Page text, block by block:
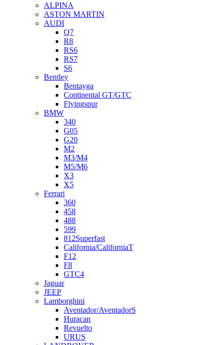
ALPINA
ASTON MARTIN
AUDI
Q7
R8
RS6
RS7
S6
Bentley
Bentayga
Continental GT/GTC
Flyingspur
BMW
340
G05
G20
M2
M3/M4
M5/M6
X3
X5
Ferrari
360
458
488
599
812Superfast
California/CaliforniaT
F12
F8
GTC4
Jaguar
JEEP
Lamborghini
Aventador/AventadorS
Huracan
Revuelto
URUS